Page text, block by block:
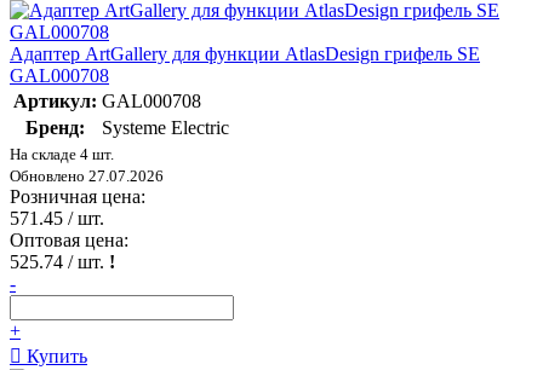
Адаптер ArtGallery для функции AtlasDesign грифель SE
GAL000708
Артикул: GAL000708
Бренд:
Systeme Electric
На складе 4 шт.
Обновлено 27.07.2026
Розничная цена:
571.45 / шт.
Оптовая цена:
525.74 / шт. !
-
+
Купить